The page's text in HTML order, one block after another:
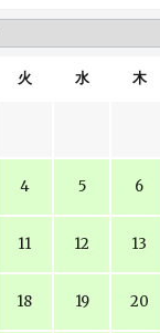
火 水 木
4 5 6
11 12 13
18 19 20